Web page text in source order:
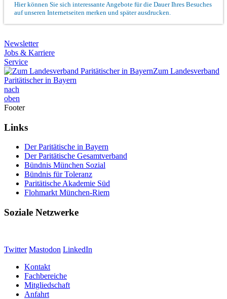
Hier können Sie sich interessante Angebote für die Dauer Ihres Besuches
auf unseren Internetseiten merken und später ausdrucken.
Newsletter
Jobs & Karriere
Service
Zum Landesverband
Paritätischer in Bayern
nach
oben
Footer
Links
Der Paritätische in Bayern
Der Paritätische Gesamtverband
Bündnis München Sozial
Bündnis für Toleranz
Paritätische Akademie Süd
Flohmarkt München-Riem
Soziale Netzwerke
Twitter Mastodon LinkedIn
Kontakt
Fachbereiche
Mitgliedschaft
Anfahrt